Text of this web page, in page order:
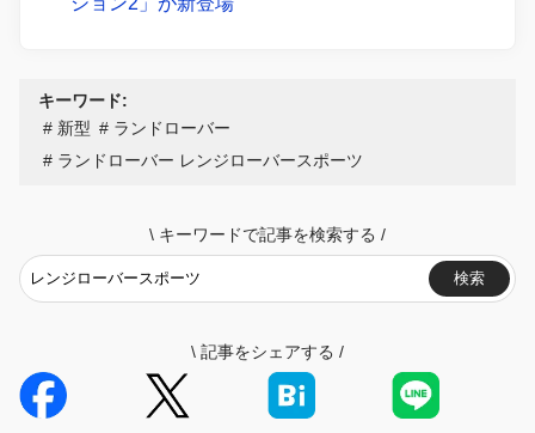
キーワード:
新型
ランドローバー
ランドローバー レンジローバースポーツ
\ キーワードで記事を検索する /
検索
\ 記事をシェアする /